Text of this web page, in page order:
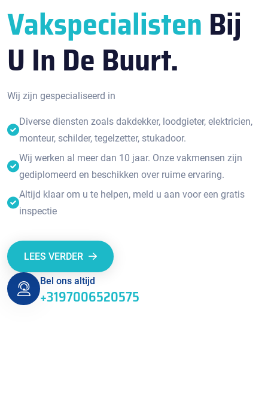
Vakspecialisten Bij
U In De Buurt.
Wij zijn gespecialiseerd in
Diverse diensten zoals dakdekker, loodgieter, elektricien,
monteur, schilder, tegelzetter, stukadoor.
Wij werken al meer dan 10 jaar. Onze vakmensen zijn
gediplomeerd en beschikken over ruime ervaring.
Altijd klaar om u te helpen, meld u aan voor een gratis
inspectie
LEES VERDER
Bel ons altijd
+3197006520575